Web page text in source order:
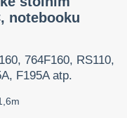
notebooku
764F160, RS110,
F195A atp.